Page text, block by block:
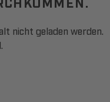
nicht geladen werden.